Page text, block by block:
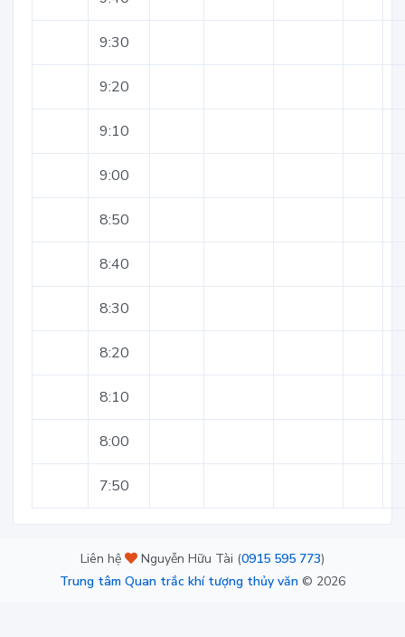
9:30
9:20
9:10
9:00
8:50
8:40
8:30
8:20
8:10
8:00
7:50
Liên hệ Nguyễn Hữu Tài (0915 595 773)
Trung tâm Quan trắc khí tượng thủy văn © 2026